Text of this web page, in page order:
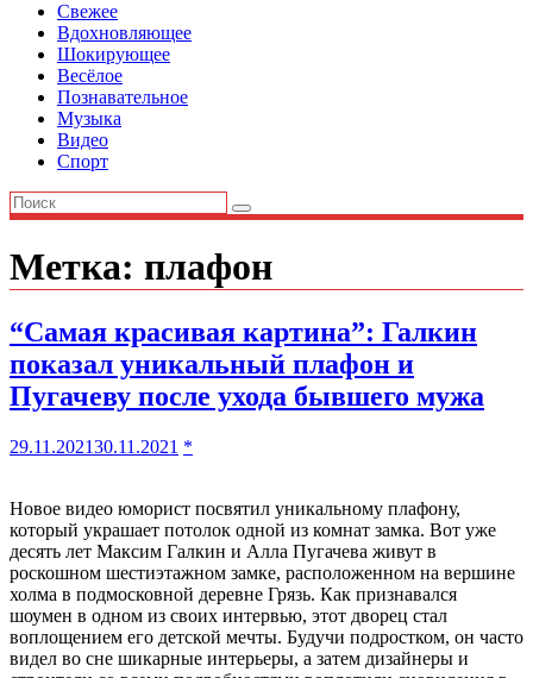
Свежее
Вдохновляющее
Шокирующее
Весёлое
Познавательное
Музыка
Видео
Спорт
Метка: плафон
“Самая красивая картина”: Галкин
показал уникальный плафон и
Пугачеву после ухода бывшего мужа
29.11.202130.11.2021 *
Новое видео юморист посвятил уникальному плафону,
который украшает потолок одной из комнат замка. Вот уже
десять лет Максим Галкин и Алла Пугачева живут в
роскошном шестиэтажном замке, расположенном на вершине
холма в подмосковной деревне Грязь. Как признавался
шоумен в одном из своих интервью, этот дворец стал
воплощением его детской мечты. Будучи подростком, он часто
видел во сне шикарные интерьеры, а затем дизайнеры и